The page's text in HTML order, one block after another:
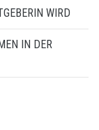
WIRD
IN DER